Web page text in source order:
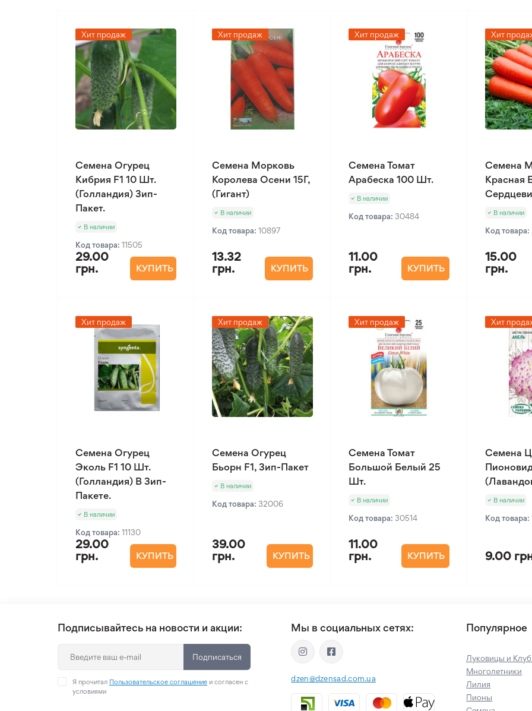
Хит продаж
Семена Огурец
Кибрия F1 10 Шт.
(Голландия) Зип-
Пакет.
В наличии
Код товара: 11505
29.00
грн.
КУПИТЬ
Хит продаж
Семена Морковь
Королева Осени 15Г,
(Гигант)
В наличии
Код товара: 10897
13.32
грн.
КУПИТЬ
Хит продаж
Семена Томат
Арабеска 100 Шт.
В наличии
Код товара: 30484
11.00
грн.
КУПИТЬ
Хит
Семена
Красная
В наличии
Код товара:
15.00
грн.
Хит продаж
Семена Огурец
Эколь F1 10 Шт.
(Голландия) В Зип-
Пакете.
В наличии
Код товара: 11130
29.00
грн.
КУПИТЬ
Хит продаж
Семена Огурец
Бьорн F1, Зип-Пакет
В наличии
Код товара: 32006
39.00
грн.
КУПИТЬ
Хит продаж
Семена Томат
Большой Белый 25
Шт.
В наличии
Код товара: 30514
11.00
грн.
КУПИТЬ
Хит
Семена
В наличии
Код товара:
9.00
Подписывайтесь на новости и акции:
Подписаться
Я прочитал Пользовательское соглашение и согласен с
условиями
Мы в социальных сетях:
dzen@dzensad.com.ua
Популярное
Луковицы и
Многолетники
Лилия
Пионы